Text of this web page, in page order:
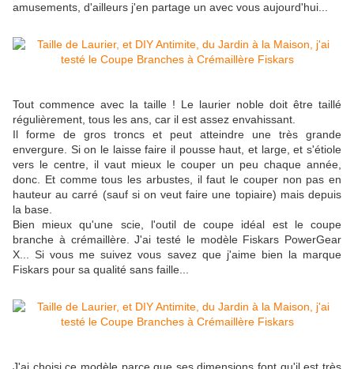
amusements, d'ailleurs j'en partage un avec vous aujourd'hui...
Tout commence avec la taille ! Le laurier noble doit être taillé
régulièrement, tous les ans, car il est assez envahissant.
Il forme de gros troncs et peut atteindre une très grande
envergure. Si on le laisse faire il pousse haut, et large, et s'étiole
vers le centre, il vaut mieux le couper un peu chaque année,
donc. Et comme tous les arbustes, il faut le couper non pas en
hauteur au carré (sauf si on veut faire une topiaire) mais depuis
la base.
Bien mieux qu'une scie, l'outil de coupe idéal est le coupe
branche à crémaillère. J'ai testé le modèle Fiskars PowerGear
X... Si vous me suivez vous savez que j'aime bien la marque
Fiskars pour sa qualité sans faille...